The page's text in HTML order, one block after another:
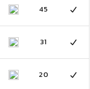
45
31
20